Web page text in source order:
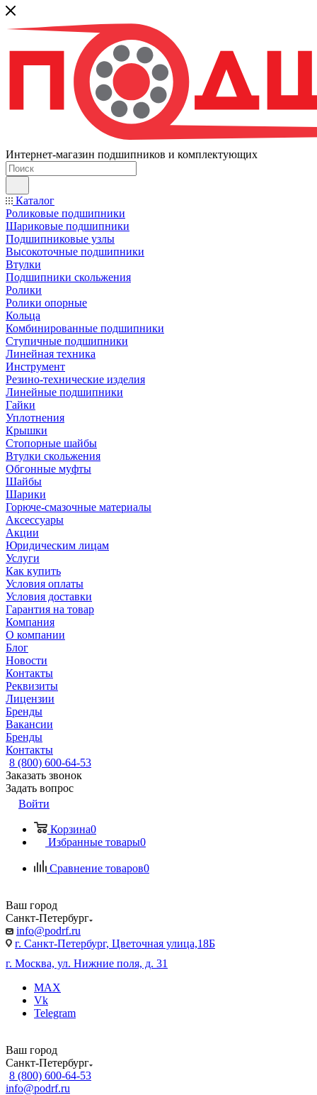
Интернет-магазин подшипников и комплектующих
Каталог
Роликовые подшипники
Шариковые подшипники
Подшипниковые узлы
Высокоточные подшипники
Втулки
Подшипники скольжения
Ролики
Ролики опорные
Кольца
Комбинированные подшипники
Ступичные подшипники
Линейная техника
Инструмент
Резино-технические изделия
Линейные подшипники
Гайки
Уплотнения
Крышки
Стопорные шайбы
Втулки скольжения
Обгонные муфты
Шайбы
Шарики
Горюче-смазочные материалы
Аксессуары
Акции
Юридическим лицам
Услуги
Как купить
Условия оплаты
Условия доставки
Гарантия на товар
Компания
О компании
Блог
Новости
Контакты
Реквизиты
Лицензии
Бренды
Вакансии
Бренды
Контакты
8 (800) 600-64-53
Заказать звонок
Задать вопрос
Войти
Корзина0
Избранные товары0
Сравнение товаров0
Ваш город
Санкт-Петербург
info@podrf.ru
г. Санкт-Петербург, Цветочная улица,18Б
г. Москва, ул. Нижние поля, д. 31
MAX
Vk
Telegram
Ваш город
Санкт-Петербург
8 (800) 600-64-53
info@podrf.ru